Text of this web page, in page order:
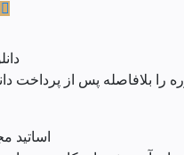
را بلافاصله پس از پرداخت
اساتید